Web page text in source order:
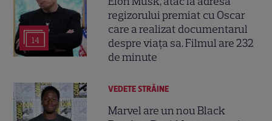
14
regizorului premiat cu Oscar
care a realizat documentarul
despre viața sa. Filmul are 232
de minute
VEDETE STRĂINE
Marvel are un nou Black